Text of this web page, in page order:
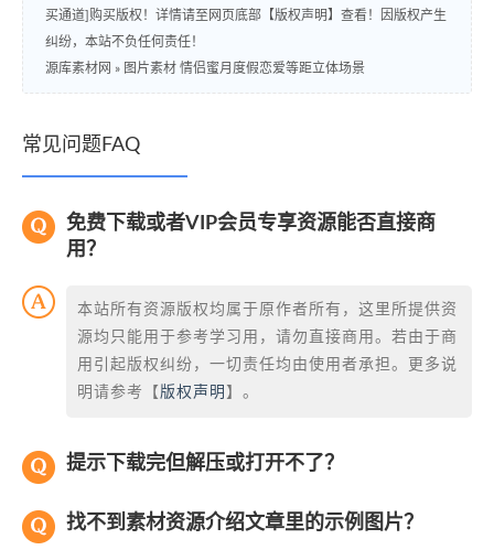
买通道]购买版权！详情请至网页底部【版权声明】查看！因版权产生
纠纷，本站不负任何责任！
源库素材网 » 图片素材 情侣蜜月度假恋爱等距立体场景
常见问题FAQ
免费下载或者VIP会员专享资源能否直接商
用？
本站所有资源版权均属于原作者所有，这里所提供资
源均只能用于参考学习用，请勿直接商用。若由于商
用引起版权纠纷，一切责任均由使用者承担。更多说
明请参考【 版权声明 】。
提示下载完但解压或打开不了？
找不到素材资源介绍文章里的示例图片？